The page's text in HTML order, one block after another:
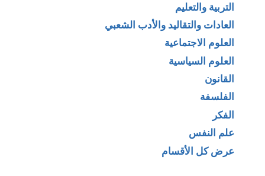
التربية والتعليم
العادات والتقاليد والأدب الشعبي
العلوم الاجتماعية
العلوم السياسية
القانون
الفلسفة
الفكر
علم النفس
عرض كل الأقسام